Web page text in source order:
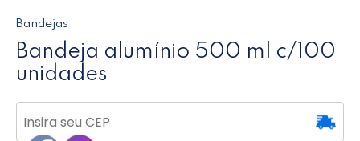
Bandejas
Bandeja alumínio 500 ml c/100
unidades